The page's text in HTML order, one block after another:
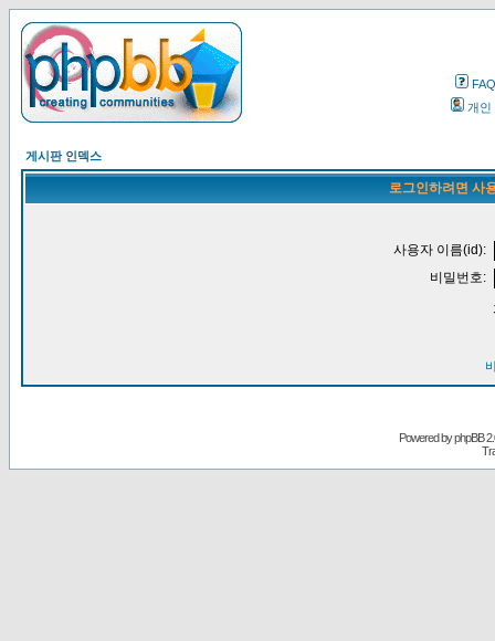
FAQ
개인
게시판 인덱스
로그인하려면 사
사용자 이름(id):
비밀번호:
Powered byphpBB